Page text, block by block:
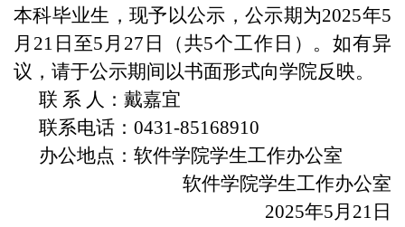
本科毕业生，现予以公示，公示期为2025年5
月21日至5月27日（共5个工作日）。如有异
议，请于公示期间以书面形式向学院反映。
联 系 人：戴嘉宜
联系电话：0431-85168910
办公地点：软件学院学生工作办公室
软件学院学生工作办公室
2025年5月21日